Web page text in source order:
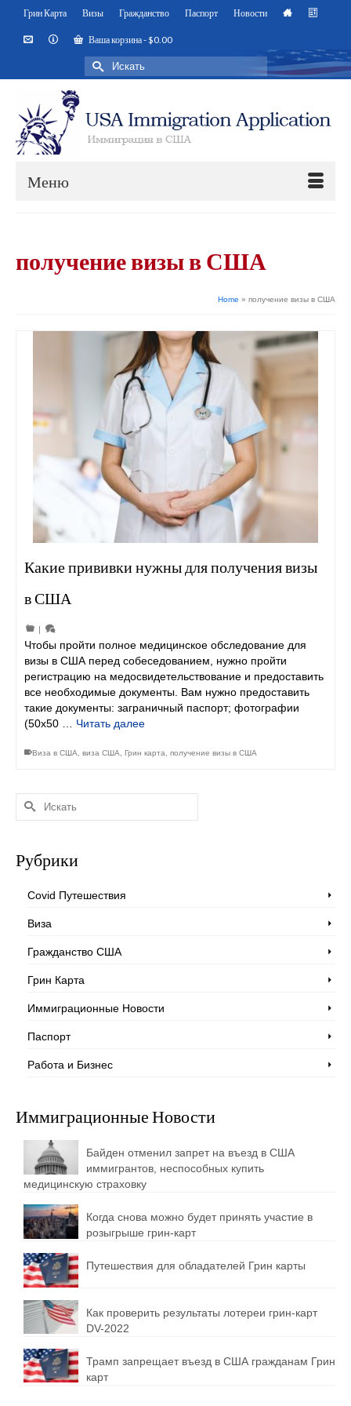
Грин Карта Визы Гражданство Паспорт Новости
Ваша корзина-$0.00
Искать:
Меню
получение визы в США
Home » получение визы в США
Какие прививки нужны для получения визы
в США
|
Чтобы пройти полное медицинское обследование для
визы в США перед собеседованием, нужно пройти
регистрацию на медосвидетельствование и предоставить
все необходимые документы. Вам нужно предоставить
такие документы: заграничный паспорт; фотографии
(50х50 … Читать далее
Виза в США виза США Грин карта получение визы в США
Искать:
Рубрики
Covid Путешествия
Виза
Гражданство США
Грин Карта
Иммиграционные Новости
Паспорт
Работа и Бизнес
Иммиграционные Новости
Байден отменил запрет на въезд в США
иммигрантов, неспособных купить
медицинскую страховку
Когда снова можно будет принять участие в
розыгрыше грин-карт
Путешествия для обладателей Грин карты
Как проверить результаты лотереи грин-карт
DV-2022
Трамп запрещает въезд в США гражданам Грин
карт